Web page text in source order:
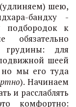
шею,
бандху -
подбородок к
обязательно
грудины: для
шеей
мы его туда
). Начинаем
и расслаблять
комфортно: